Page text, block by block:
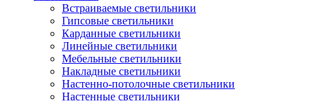
Встраиваемые светильники
Гипсовые светильники
Карданные светильники
Линейные светильники
Мебельные светильники
Накладные светильники
Настенно-потолочные светильники
Настенные светильники